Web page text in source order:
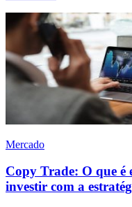
Mercado
Copy Trade: O que é
investir com a